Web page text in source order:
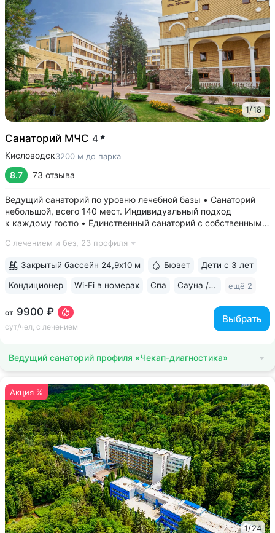
1/18
Санаторий МЧС 4
Кисловодск3200 м до парка
8.7 73 отзыва
Ведущий санаторий по уровню лечебной базы • Санаторий
небольшой, всего 140 мест. Индивидуальный подход
к каждому гостю • Единственный санаторий c собственными
комплекс CON-TREX (Германия) для диагностики
С лечением и без, 23 профиля
от 9900 ₽
сут/чел, с лечением
Выбрать
Закрытый бассейн 24,9х10 м Бювет Дети с 3 лет
Кондиционер Wi-Fi в номерах Спа Сауна / хаммам ещё 2
Ведущий санаторий профиля «Чекап-диагностика»
Акция %
1/24